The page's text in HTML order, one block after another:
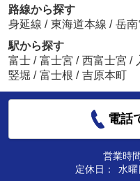
路線から探す
身延線 / 東海道本線 / 岳
駅から探す
富士 / 富士宮 / 西富士宮 /
竪堀 / 富士根 / 吉原本町
電話
営業時
定休日：
水曜